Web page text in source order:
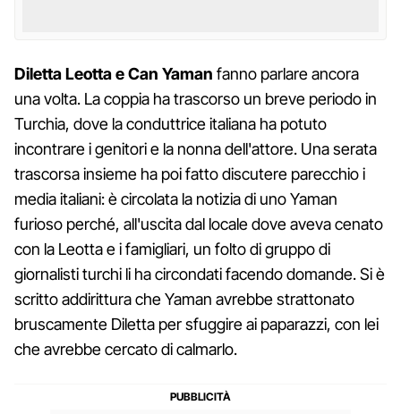
Diletta Leotta e Can Yaman fanno parlare ancora
una volta. La coppia ha trascorso un breve periodo in
Turchia, dove la conduttrice italiana ha potuto
incontrare i genitori e la nonna dell'attore. Una serata
trascorsa insieme ha poi fatto discutere parecchio i
media italiani: è circolata la notizia di uno Yaman
furioso perché, all'uscita dal locale dove aveva cenato
con la Leotta e i famigliari, un folto di gruppo di
giornalisti turchi li ha circondati facendo domande. Si è
scritto addirittura che Yaman avrebbe strattonato
bruscamente Diletta per sfuggire ai paparazzi, con lei
che avrebbe cercato di calmarlo.